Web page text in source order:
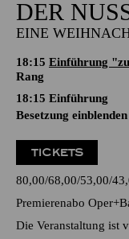
DER
EINE
18:15 Einführung
Rang
18:15 Einführung
Besetzung einblenden
TICKETS
80,00 68,00 53,00
Premierenabo
Die Veranstaltung ist